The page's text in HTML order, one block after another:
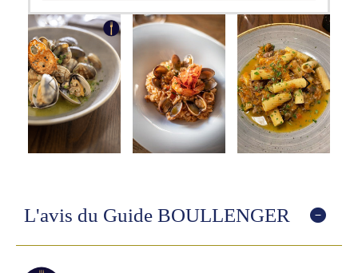
L'avis du Guide BOULLENGER